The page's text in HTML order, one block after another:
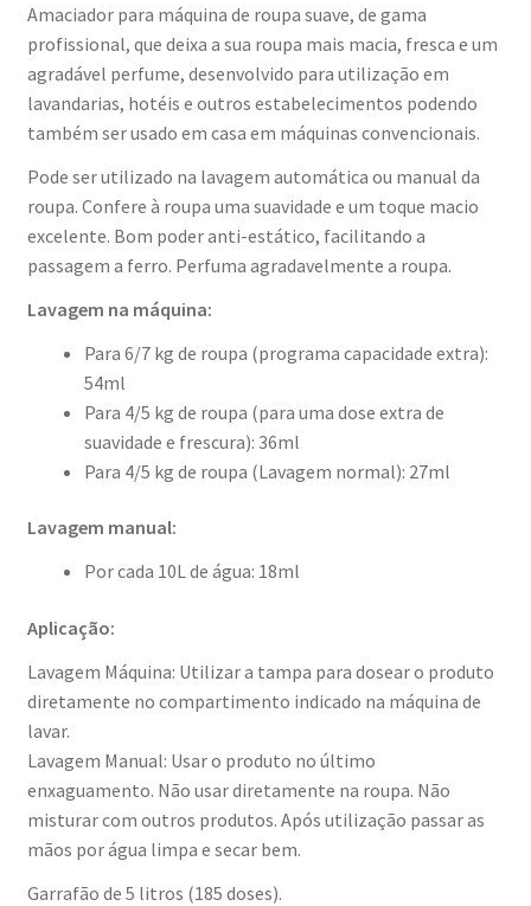
de
roupa
rosa
Cleanspot
5lt
(185
doses)
Amaciador para máquina de roupa suave, de gama
profissional, que deixa a sua roupa mais macia, fresca e um
agradável perfume, desenvolvido para utilização em
lavandarias, hotéis e outros estabelecimentos podendo
também ser usado em casa em máquinas convencionais.
Pode ser utilizado na lavagem automática ou manual da
roupa. Confere à roupa uma suavidade e um toque macio
excelente. Bom poder anti-estático, facilitando a
passagem a ferro. Perfuma agradavelmente a roupa.
Lavagem na máquina:
Para 6/7 kg de roupa (programa capacidade extra):
54ml
Para 4/5 kg de roupa (para uma dose extra de
suavidade e frescura): 36ml
Para 4/5 kg de roupa (Lavagem normal): 27ml
Lavagem manual:
Por cada 10L de água: 18ml
Aplicação:
Lavagem Máquina: Utilizar a tampa para dosear o produto
diretamente no compartimento indicado na máquina de
lavar.
Lavagem Manual: Usar o produto no último
enxaguamento. Não usar diretamente na roupa. Não
misturar com outros produtos. Após utilização passar as
mãos por água limpa e secar bem.
Garrafão de 5 litros (185 doses).